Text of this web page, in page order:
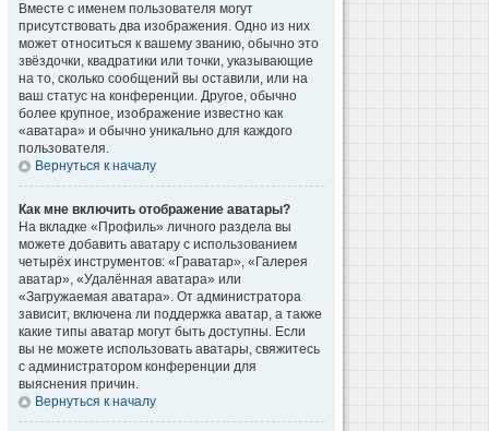
Вместе с именем пользователя могут
присутствовать два изображения. Одно из них
может относиться к вашему званию, обычно это
звёздочки, квадратики или точки, указывающие
на то, сколько сообщений вы оставили, или на
ваш статус на конференции. Другое, обычно
более крупное, изображение известно как
«аватара» и обычно уникально для каждого
пользователя.
Вернуться к началу
Как мне включить отображение аватары?
На вкладке «Профиль» личного раздела вы
можете добавить аватару с использованием
четырёх инструментов: «Граватар», «Галерея
аватар», «Удалённая аватара» или
«Загружаемая аватара». От администратора
зависит, включена ли поддержка аватар, а также
какие типы аватар могут быть доступны. Если
вы не можете использовать аватары, свяжитесь
с администратором конференции для
выяснения причин.
Вернуться к началу